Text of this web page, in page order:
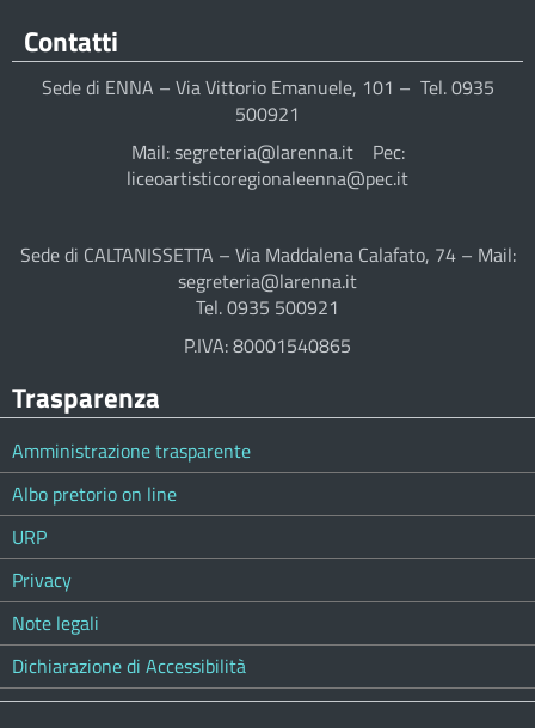
Contatti
Sede di ENNA – Via Vittorio Emanuele, 101 – Tel. 0935
500921
Mail: segreteria@larenna.it Pec:
liceoartisticoregionaleenna@pec.it
Sede di CALTANISSETTA – Via Maddalena Calafato, 74 – Mail:
segreteria@larenna.it
Tel. 0935 500921
P.IVA: 80001540865
Trasparenza
Amministrazione trasparente
Albo pretorio on line
URP
Privacy
Note legali
Dichiarazione di Accessibilità